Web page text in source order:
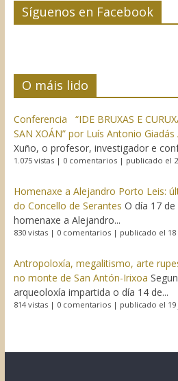
Síguenos en Facebook
O máis lido
Conferencia “IDE BRUXAS E
SAN XOÁN” por Luís Antonio Giadás
Xuño, o profesor, investigador e
1.075 vistas| 0 comentarios| publicado el
Homenaxe a Alejandro Porto Leis:
do Concello de Serantes O día 17
homenaxe a Alejandro...
830 vistas| 0 comentarios| publicado el 18
Antropoloxía, megalitismo, arte
no monte de San Antón-Irixoa
arqueoloxía impartida o día 14 de...
814 vistas| 0 comentarios| publicado el 19